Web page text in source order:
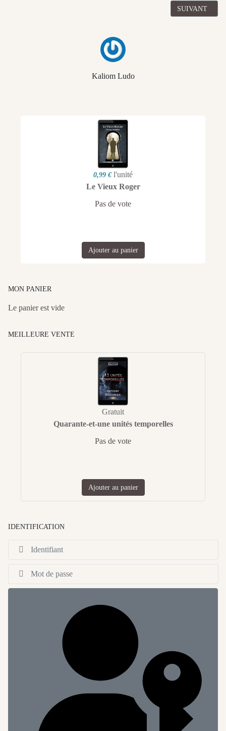
Kaliom Ludo
ARTICLE
SUIVANT
0,99 € l'unité
Le Vieux Roger
Pas de vote
Ajouter au panier
MON PANIER
Le panier est vide
MEILLEURE VENTE
Gratuit
Quarante-et-une unités temporelles
Pas de vote
Ajouter au panier
IDENTIFICATION